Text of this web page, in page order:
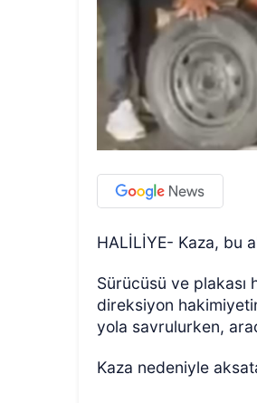
HALİLİYE- Kaza, bu
Sürücüsü ve plakası
direksiyon
yola savrulurken,
Kaza nedeniyle